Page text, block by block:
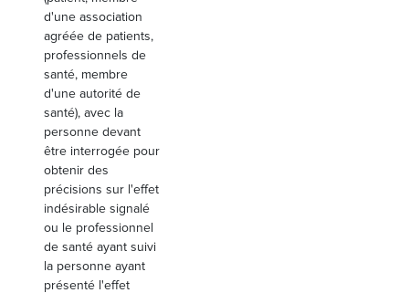
d'une association
agréée de patients,
professionnels de
santé, membre
d'une autorité de
santé), avec la
personne devant
être interrogée pour
obtenir des
précisions sur l'effet
indésirable signalé
ou le professionnel
de santé ayant suivi
la personne ayant
présenté l'effet